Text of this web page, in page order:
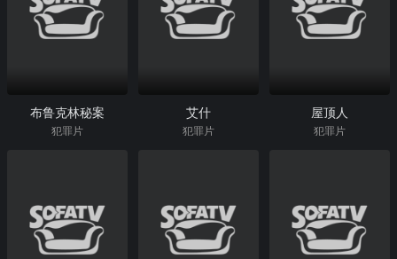
布鲁克林秘案
犯罪片
艾什
犯罪片
屋顶人
犯罪片